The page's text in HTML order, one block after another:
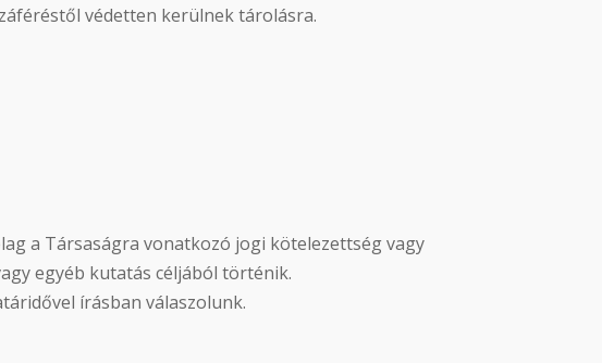
védetten kerülnek tárolásra.
a Társaságra vonatkozó jogi kötelezettség vagy
egyéb kutatás céljából történik.
írásban válaszolunk.